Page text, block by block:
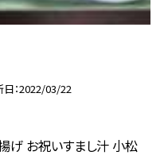
日 2022/03/22
お祝いすまし汁 小松